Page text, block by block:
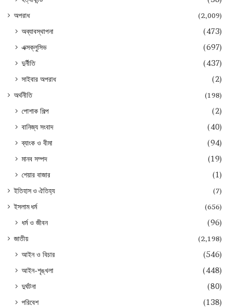
অপরাধ (2,009)
অব্যাবস্থাপনা
(473)
এক্সক্লুসিভ
(697)
দুর্নীতি
(437)
সাইবার অপরাধ
(2)
অর্থনীতি (198)
পোশাক শিল্প
(2)
বানিজ্য সংবাদ
(40)
ব্যাংক ও বীমা
(94)
মানব সম্পদ
(19)
শেয়ার বাজার
(1)
ইতিহাস ও ঐতিহ্য
(7)
ইসলাম ধর্ম
(656)
ধর্ম ও জীবন (96)
জাতীয় (2,198)
আইন ও বিচার
(546)
আইন-শৃঙ্খলা
(448)
দুর্ঘটনা
(80)
পরিবেশ
(138)